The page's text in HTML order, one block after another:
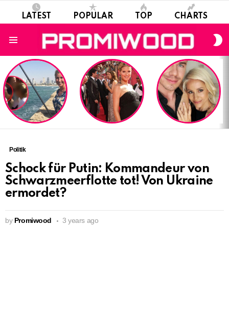
LATEST POPULAR TOP CHARTS
LATEST
STORIES
Politik
Schock für Putin: Kommandeur von
Schwarzmeerflotte tot! Von Ukraine
ermordet?
by Promiwood 3 years ago